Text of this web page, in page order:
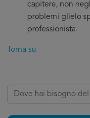
capitere, non
problemi glielo
professionista.
Torna su